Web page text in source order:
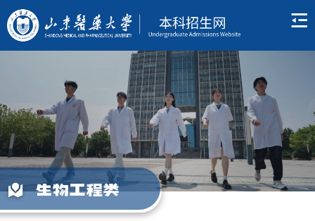
生物工程类